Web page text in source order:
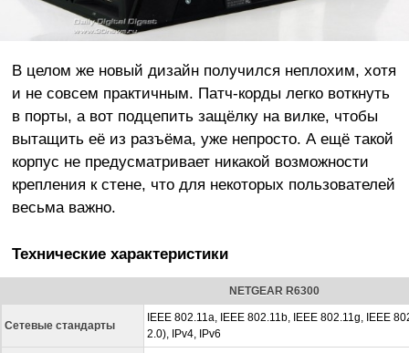
В целом же новый дизайн получился неплохим, хотя
и не совсем практичным. Патч-корды легко воткнуть
в порты, а вот подцепить защёлку на вилке, чтобы
вытащить её из разъёма, уже непросто. А ещё такой
корпус не предусматривает никакой возможности
крепления к стене, что для некоторых пользователей
весьма важно.
Технические характеристики
NETGEAR R6300
Сетевые стандарты
IEEE 802.11a, IEEE 802.11b, IEEE 802.11g, IEEE
2.0), IPv4, IPv6